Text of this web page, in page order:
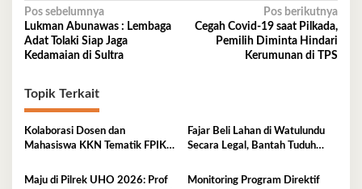
Navigasi
pos
Pos sebelumnya
Lukman Abunawas : Lembaga
Adat Tolaki Siap Jaga
Kedamaian di Sultra
Pos berikutnya
Cegah Covid-19 saat Pilkada,
Pemilih Diminta Hindari
Kerumunan di TPS
Topik Terkait
Kolaborasi Dosen dan
Mahasiswa KKN Tematik FPIK
Lingkungan Pesisir bagi Anak-
Fajar Beli Lahan di Watulundu
Secara Legal, Bantah Tuduh
Maju di Pilrek UHO 2026: Prof
Monitoring Program Direktif